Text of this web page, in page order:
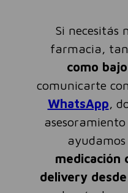
Si necesitás
farmacia,
como
comunicarte
WhatsApp,
ayudamos
medicación
delivery